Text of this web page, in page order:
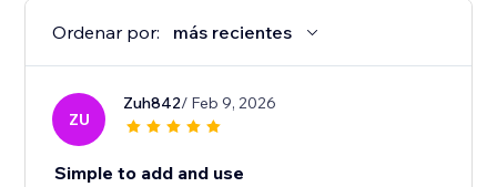
Ordenar por: más recientes
ZU
Zuh842/ Feb 9, 2026
Simple to add and use